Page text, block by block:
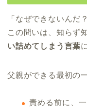
「なぜできないんだ？
この問いは、知らず
い詰めてしまう言葉
父親ができる最初の
責める前に、